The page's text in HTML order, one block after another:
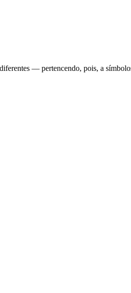
— pertencendo, pois, a